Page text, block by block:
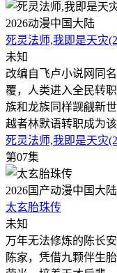
2026动漫中国大陆
死灵法师,我即是天灾
未知
改编自飞卢小说网同
覆，人类进入全民转
族和龙族同样觊觎新
越者林默语转职成为
死灵法师,我即是天灾
第07集
2026国产动漫中国大陆
太玄胎珠传
未知
万年无法修炼的陈长
陈家，凭借九颗伴生